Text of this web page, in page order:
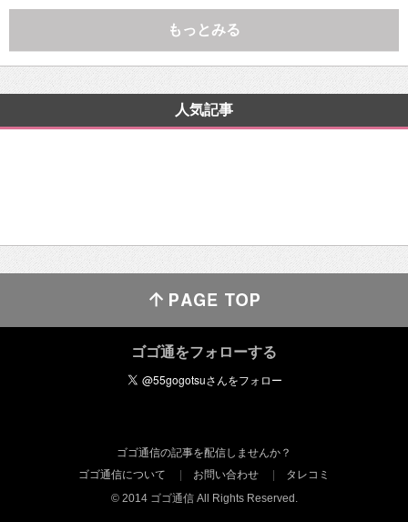
もっとみる
人気記事
ゴゴ通をフォローする
ゴゴ通信の記事を配信しませんか？
ゴゴ通信について
お問い合わせ
タレコミ
© 2014 ゴゴ通信 All Rights Reserved.